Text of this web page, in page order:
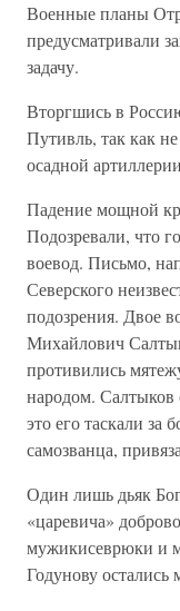
Военные планы
предусматривали
задачу.
Вторгшись в
Путивль, так как
осадной
Падение мощной
Подозревали, что
воевод. Письмо,
Северского
подозрения. Двое
Михайлович
противились
народом. Салтыков
это его таскали за
самозванца,
Один лишь дьяк
«царевича»
мужикисеврюки и
Годунову остались